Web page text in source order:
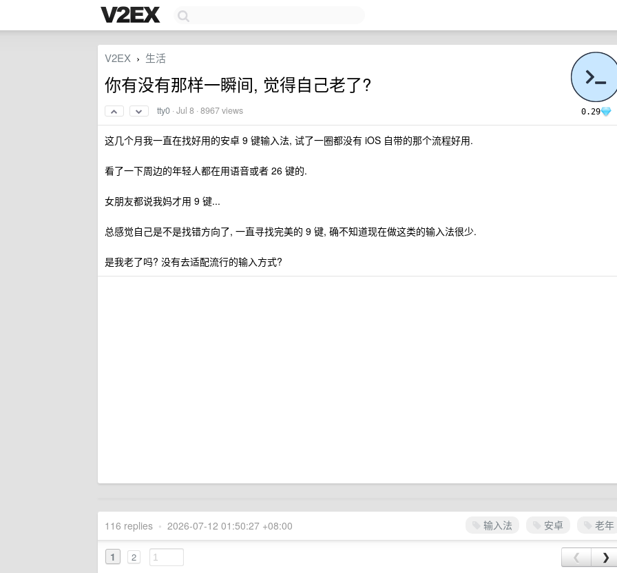
0.29
V2EX › 生活
你有没有那样一瞬间, 觉得自己老了?
tty0 ·Jul 8 · 8967 views
这几个月我一直在找好用的安卓 9 键输入法, 试了一圈都没有 iOS 自带的那个流程好用.
看了一下周边的年轻人都在用语音或者 26 键的.
女朋友都说我妈才用 9 键...
总感觉自己是不是找错方向了, 一直寻找完美的 9 键, 确不知道现在做这类的输入法很少.
是我老了吗? 没有去适配流行的输入方式?
输入法 安卓 老年
116 replies • 2026-07-12 01:50:27 +08:00
1 2 ❮ ❯